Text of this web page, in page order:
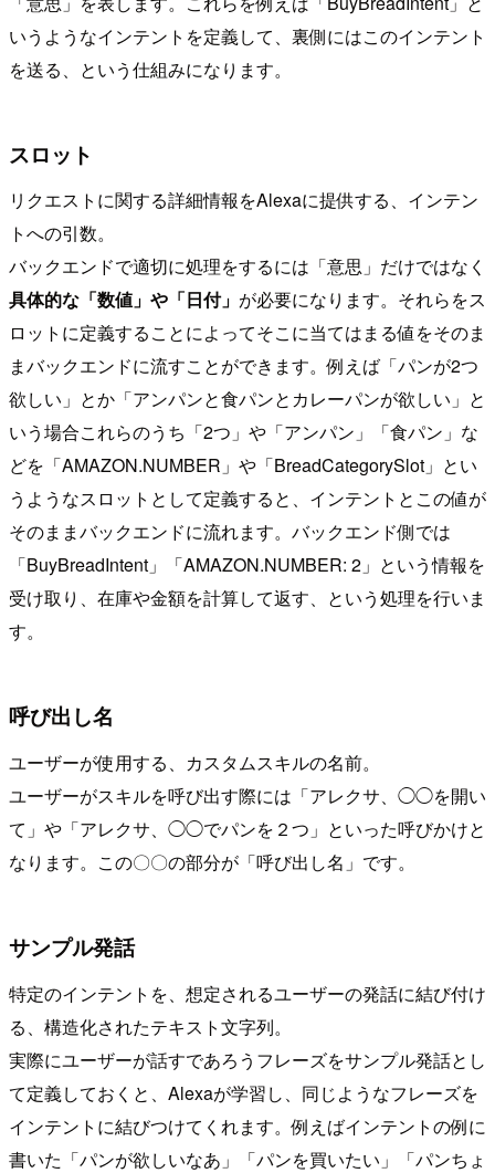
いうようなインテントを定義して、裏側にはこのインテント
を送る、という仕組みになります。
スロット
リクエストに関する詳細情報をAlexaに提供する、インテン
トへの引数。
バックエンドで適切に処理をするには「意思」だけではなく
具体的な「数値」や「日付」 が必要になります。それらをス
ロットに定義することによってそこに当てはまる値をそのま
まバックエンドに流すことができます。例えば「パンが2つ
欲しい」とか「アンパンと食パンとカレーパンが欲しい」と
いう場合これらのうち「2つ」や「アンパン」「食パン」な
どを「AMAZON.NUMBER」や「BreadCategorySlot」とい
うようなスロットとして定義すると、インテントとこの値が
そのままバックエンドに流れます。バックエンド側では
「BuyBreadIntent」「AMAZON.NUMBER: 2」という情報を
受け取り、在庫や金額を計算して返す、という処理を行いま
す。
呼び出し名
ユーザーが使用する、カスタムスキルの名前。
ユーザーがスキルを呼び出す際には「アレクサ、◯◯を開い
て」や「アレクサ、◯◯でパンを２つ」といった呼びかけと
なります。この〇〇の部分が「呼び出し名」です。
サンプル発話
特定のインテントを、想定されるユーザーの発話に結び付け
る、構造化されたテキスト文字列。
実際にユーザーが話すであろうフレーズをサンプル発話とし
て定義しておくと、Alexaが学習し、同じようなフレーズを
インテントに結びつけてくれます。例えばインテントの例に
書いた「パンが欲しいなあ」「パンを買いたい」「パンちょ